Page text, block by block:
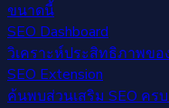
ขนาดนี้
SEO Dashboard
วิเคราะห์ประสิทธิภาพขอ
SEO Extension
ค้นพบส่วนเสริม SEO คร